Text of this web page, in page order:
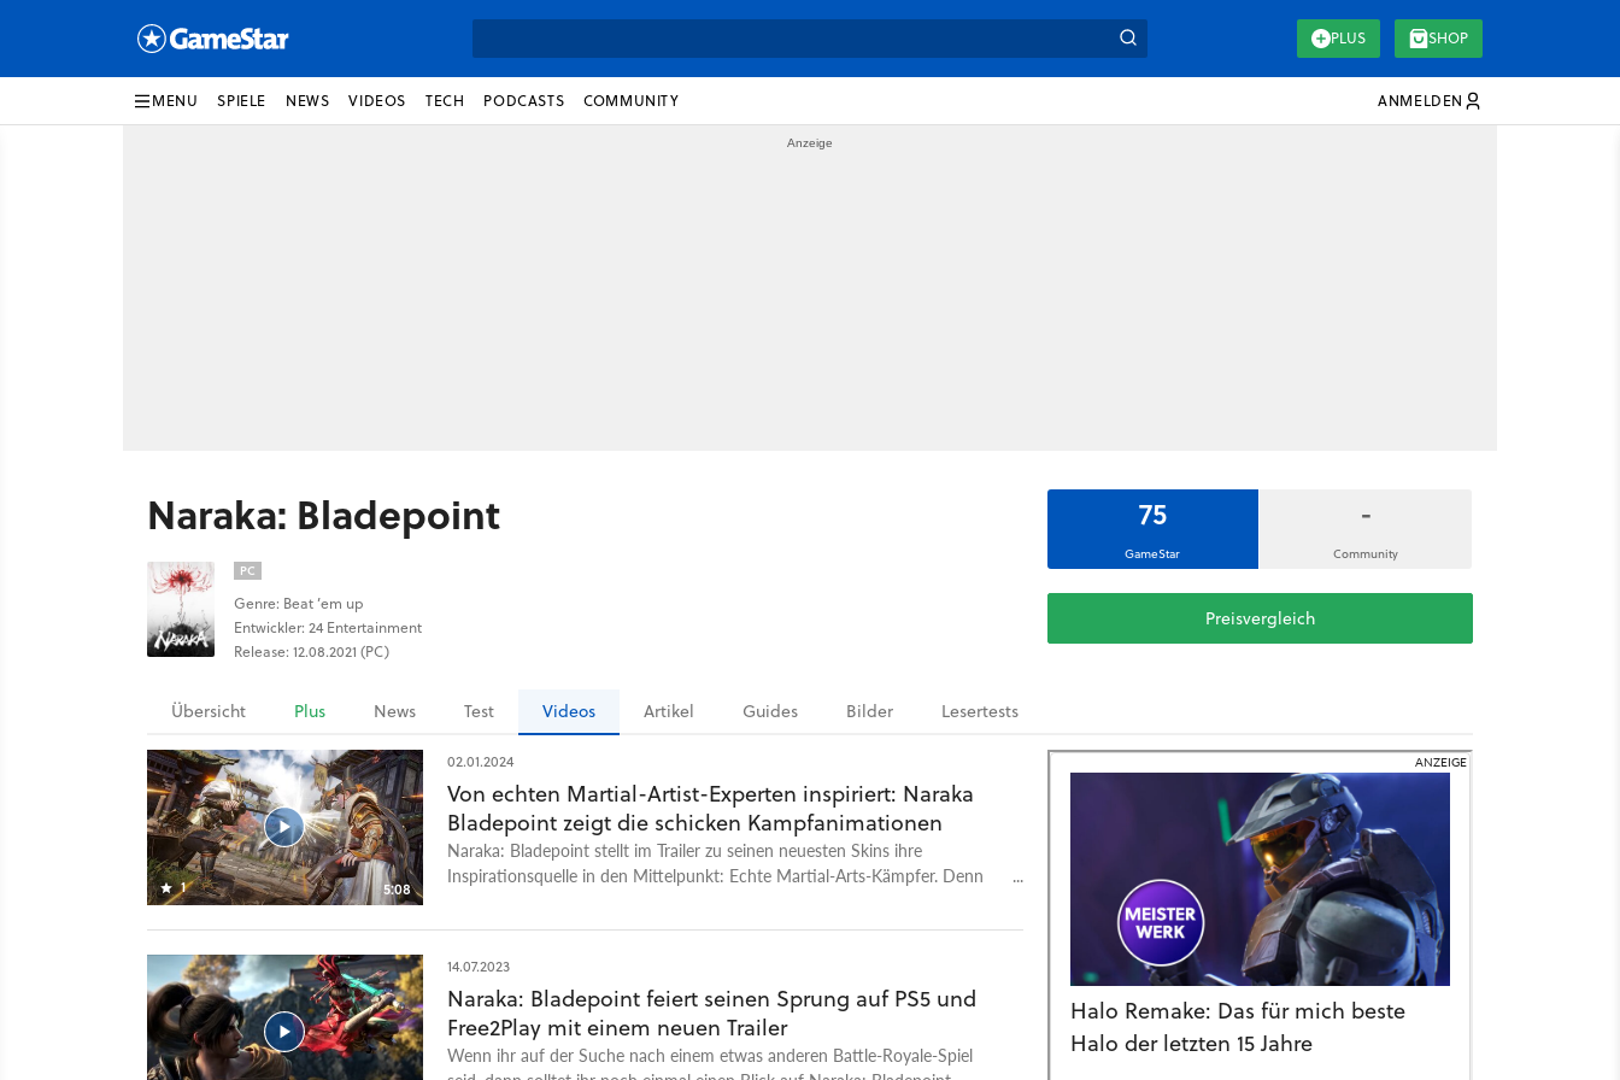
PLUS SHOP
MENU SPIELE NEWS VIDEOS TECH PODCASTS COMMUNITY ANMELDEN
Naraka: Bladepoint
PC
Genre: Beat ’em up
Entwickler: 24 Entertainment
Release: 12.08.2021 (PC)
75
GameStar
-
Community
Preisvergleich
Übersicht Plus News Test Videos Artikel Guides Bilder Lesertests
1 5:08
02.01.2024
Von echten Martial-Artist-Experten inspiriert: Naraka
Bladepoint zeigt die schicken Kampfanimationen
Naraka: Bladepoint stellt im Trailer zu seinen neuesten Skins ihre
Inspirationsquelle in den Mittelpunkt: Echte Martial-Arts-Kämpfer. Denn
Geschichte inspiriert. So könnt ihr etwa in Kleidung basierend auf der der
am Wing Chun anlehnt. Insgesamt gibt es dadurch fünf neue Designs für
die Charaktere und dazugehörige Waffenskins. Die neuen Skins gibt es seit
dem 21. Dezember 2023 im Spiel.
14.07.2023
Naraka: Bladepoint feiert seinen Sprung auf PS5 und
Free2Play mit einem neuen Trailer
Wenn ihr auf der Suche nach einem etwas anderen Battle-Royale-Spiel